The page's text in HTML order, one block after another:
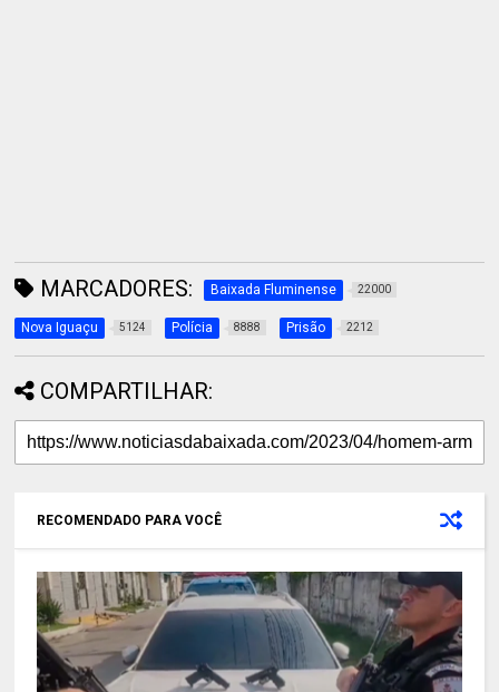
MARCADORES: Baixada Fluminense 22000
Nova Iguaçu 5124 Polícia 8888 Prisão 2212
COMPARTILHAR:
RECOMENDADO PARA VOCÊ